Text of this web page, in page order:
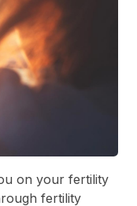
on your fertility
fertility